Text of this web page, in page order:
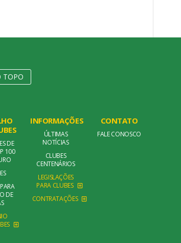
TOPO
DE
100
DE
INFORMAÇÕES
ÚLTIMAS
NOTÍCIAS
CLUBES
CENTENÁRIOS
LEGISLAÇÕES
PARA CLUBES
CONTRATAÇÕES
CONTATO
FALE CONOSCO